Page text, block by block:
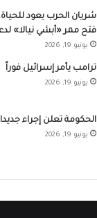
شريان الحرب يعود
فتح ممر «أبشي نيالا»
يونيو 19, 2026
ترامب يأمر إسرائيل فوراً
يونيو 19, 2026
الحكومة تعلن إجراء
يونيو 19, 2026